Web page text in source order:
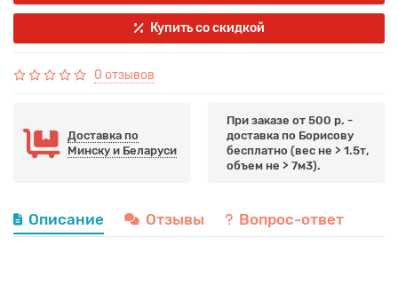
Купить со скидкой
0 отзывов
Доставка по
Минску и Беларуси
При заказе от 500 р. -
доставка по Борисову
бесплатно (вес не > 1.5т,
объем не > 7м3).
Описание Отзывы Вопрос-ответ